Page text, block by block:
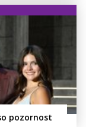
pozornost